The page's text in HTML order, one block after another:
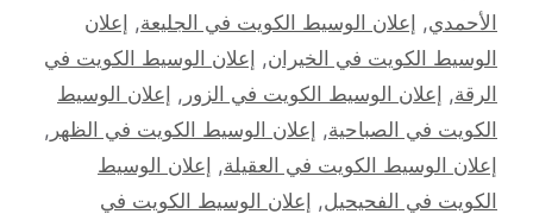
الأحمدي, إعلان الوسيط الكويت في الجليعة, إعلان
الوسيط الكويت في الخيران, إعلان الوسيط الكويت في
الرقة, إعلان الوسيط الكويت في الزور , إعلان الوسيط
الكويت في الصباحية, إعلان الوسيط الكويت في الظهر ,
إعلان الوسيط الكويت في العقيلة, إعلان الوسيط
الكويت في الفحيحيل, إعلان الوسيط الكويت في